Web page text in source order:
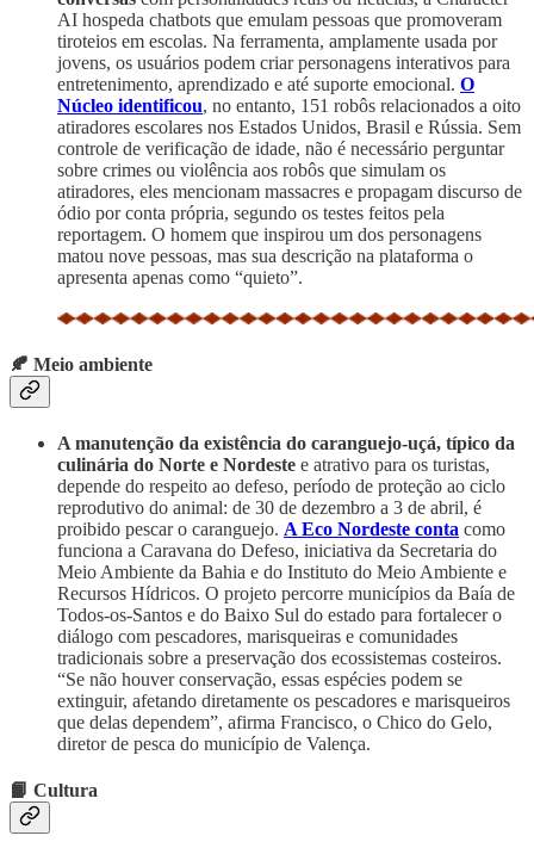
AI hospeda chatbots que emulam pessoas que promoveram
tiroteios em escolas. Na ferramenta, amplamente usada por
jovens, os usuários podem criar personagens interativos para
entretenimento, aprendizado e até suporte emocional. O
Núcleo identificou, no entanto, 151 robôs relacionados a oito
atiradores escolares nos Estados Unidos, Brasil e Rússia. Sem
controle de verificação de idade, não é necessário perguntar
sobre crimes ou violência aos robôs que simulam os
atiradores, eles mencionam massacres e propagam discurso de
ódio por conta própria, segundo os testes feitos pela
reportagem. O homem que inspirou um dos personagens
matou nove pessoas, mas sua descrição na plataforma o
apresenta apenas como “quieto”.
🍂 Meio ambiente
A manutenção da existência do caranguejo-uçá, típico da
culinária do Norte e Nordeste e atrativo para os turistas,
depende do respeito ao defeso, período de proteção ao ciclo
reprodutivo do animal: de 30 de dezembro a 3 de abril, é
proibido pescar o caranguejo. A Eco Nordeste conta como
funciona a Caravana do Defeso, iniciativa da Secretaria do
Meio Ambiente da Bahia e do Instituto do Meio Ambiente e
Recursos Hídricos. O projeto percorre municípios da Baía de
Todos-os-Santos e do Baixo Sul do estado para fortalecer o
diálogo com pescadores, marisqueiras e comunidades
tradicionais sobre a preservação dos ecossistemas costeiros.
“Se não houver conservação, essas espécies podem se
extinguir, afetando diretamente os pescadores e marisqueiros
que delas dependem”, afirma Francisco, o Chico do Gelo,
diretor de pesca do município de Valença.
📙 Cultura